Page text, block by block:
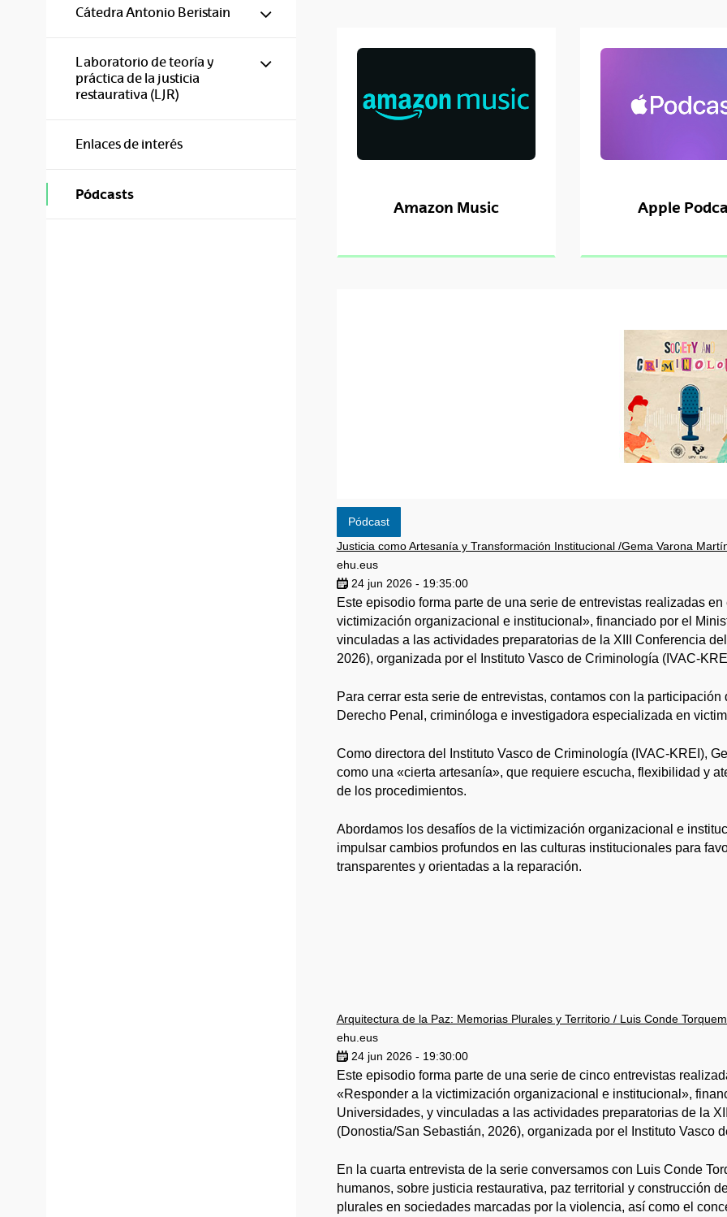
Cátedra Antonio Beristain Mostrar/ocultar subpáginas
Laboratorio de teoría y
práctica de la justicia
restaurativa (LJR)
Mostrar/ocultar subpáginas
Enlaces de interés
Pódcasts
Amazon Music Apple
Pódcast
Justicia como Artesanía y Transformación Institucional /Gema Varona
ehu.eus
24 jun 2026 - 19:35:00
Este episodio forma parte de una serie de entrevistas realizadas
victimización organizacional e institucional», financiado por el
vinculadas a las actividades preparatorias de la XIII Conferencia
2026), organizada por el Instituto Vasco de Criminología (IVAC-
Para cerrar esta serie de entrevistas, contamos con la
Derecho Penal, criminóloga e investigadora especializada en
Como directora del Instituto Vasco de Criminología (IVAC-KREI),
como una «cierta artesanía», que requiere escucha, flexibilidad y
de los procedimientos.
Abordamos los desafíos de la victimización organizacional e
impulsar cambios profundos en las culturas institucionales para
transparentes y orientadas a la reparación.
Arquitectura de la Paz: Memorias Plurales y Territorio / Luis Conde
ehu.eus
24 jun 2026 - 19:30:00
Este episodio forma parte de una serie de cinco entrevistas
«Responder a la victimización organizacional e institucional»,
Universidades, y vinculadas a las actividades preparatorias de la
(Donostia/San Sebastián, 2026), organizada por el Instituto Vasco
En la cuarta entrevista de la serie conversamos con Luis Conde
humanos, sobre justicia restaurativa, paz territorial y construcción
plurales en sociedades marcadas por la violencia, así como el